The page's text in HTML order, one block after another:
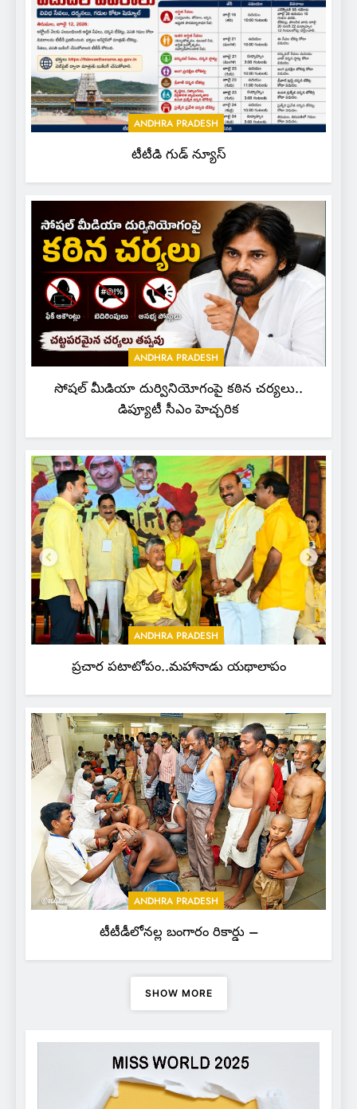
ANDHRA PRADESH
టీటీడి గుడ్ న్యూస్
ANDHRA PRADESH
సోషల్ మీడియా దుర్వినియోగంపై కఠిన చర్యలు..
డిప్యూటీ సీఎం హెచ్చరిక
ANDHRA PRADESH
ప్రచార పటాటోపం..మహానాడు యథాలాపం
ANDHRA PRADESH
టీటీడీలోనల్ల బంగారం రికార్డు –
SHOW MORE